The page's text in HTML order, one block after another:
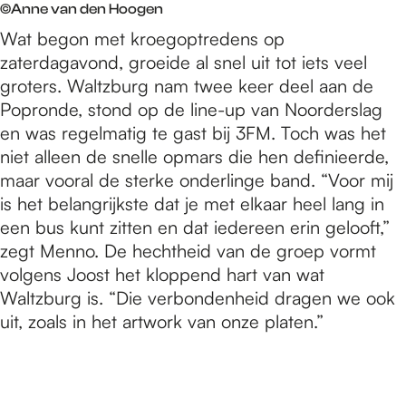
©Anne van den Hoogen
Wat begon met kroegoptredens op
zaterdagavond, groeide al snel uit tot iets veel
groters. Waltzburg nam twee keer deel aan de
Popronde, stond op de line-up van Noorderslag
en was regelmatig te gast bij 3FM. Toch was het
niet alleen de snelle opmars die hen definieerde,
maar vooral de sterke onderlinge band. “Voor mij
is het belangrijkste dat je met elkaar heel lang in
een bus kunt zitten en dat iedereen erin gelooft,”
zegt Menno. De hechtheid van de groep vormt
volgens Joost het kloppend hart van wat
Waltzburg is. “Die verbondenheid dragen we ook
uit, zoals in het artwork van onze platen.”